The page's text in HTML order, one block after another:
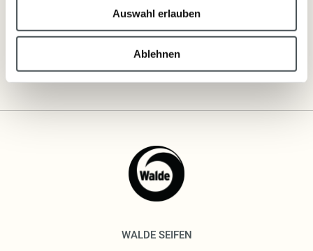
Auswahl erlauben
Ablehnen
Inhaltsstoffe
WALDE SEIFEN